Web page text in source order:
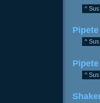
^ Sus
^ Sus
^ Sus